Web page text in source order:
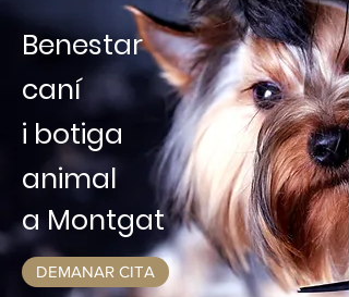
Benestar
caní
i botiga
animal
a Montgat
DEMANAR CITA